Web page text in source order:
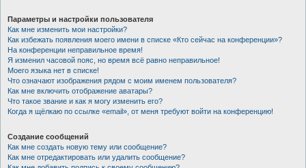
Параметры и настройки пользователя
Как мне изменить мои настройки?
Как избежать появления моего имени в списке «Кто сейчас на конференции»?
На конференции неправильное время!
Я изменил часовой пояс, но время всё равно неправильное!
Моего языка нет в списке!
Что означают изображения рядом с моим именем пользователя?
Как мне включить отображение аватары?
Что такое звание и как я могу изменить его?
Когда я щёлкаю по ссылке «email», от меня требуют войти на конференцию!
Создание сообщений
Как мне создать новую тему или сообщение?
Как мне отредактировать или удалить сообщение?